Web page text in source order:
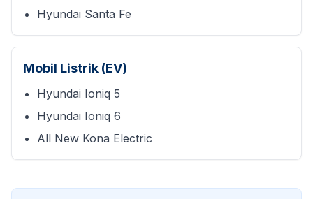
Hyundai Santa Fe
Mobil Listrik (EV)
Hyundai Ioniq 5
Hyundai Ioniq 6
All New Kona Electric